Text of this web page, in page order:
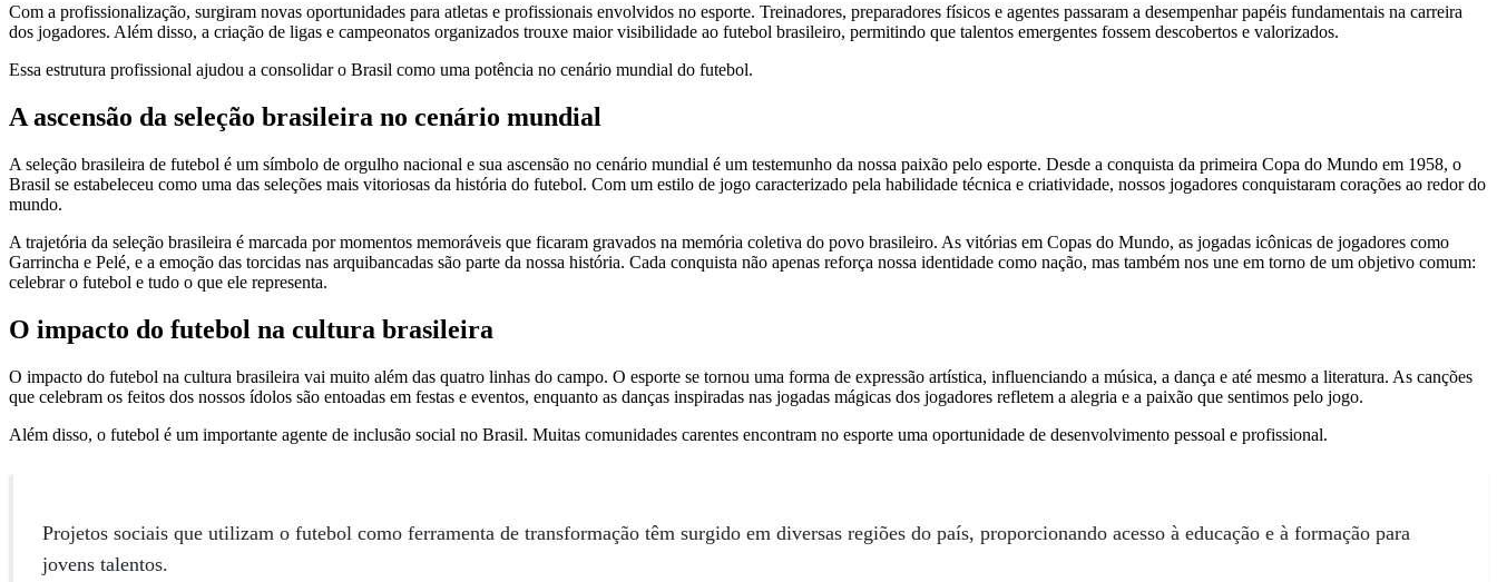
Com a profissionalização, surgiram novas oportunidades para atletas e profissionais envolvidos no esporte. Treinadores, preparadores físicos e agentes passaram a desempenhar papéis fundamentais na carreira
dos jogadores. Além disso, a criação de ligas e campeonatos organizados trouxe maior visibilidade ao futebol brasileiro, permitindo que talentos emergentes fossem descobertos e valorizados.
Essa estrutura profissional ajudou a consolidar o Brasil como uma potência no cenário mundial do futebol.
A ascensão da seleção brasileira no cenário mundial
A seleção brasileira de futebol é um símbolo de orgulho nacional e sua ascensão no cenário mundial é um testemunho da nossa paixão pelo esporte. Desde a conquista da primeira Copa do Mundo em 1958, o
Brasil se estabeleceu como uma das seleções mais vitoriosas da história do futebol. Com um estilo de jogo caracterizado pela habilidade técnica e criatividade, nossos jogadores conquistaram corações ao redor do
mundo.
A trajetória da seleção brasileira é marcada por momentos memoráveis que ficaram gravados na memória coletiva do povo brasileiro. As vitórias em Copas do Mundo, as jogadas icônicas de jogadores como
Garrincha e Pelé, e a emoção das torcidas nas arquibancadas são parte da nossa história. Cada conquista não apenas reforça nossa identidade como nação, mas também nos une em torno de um objetivo comum:
celebrar o futebol e tudo o que ele representa.
O impacto do futebol na cultura brasileira
O impacto do futebol na cultura brasileira vai muito além das quatro linhas do campo. O esporte se tornou uma forma de expressão artística, influenciando a música, a dança e até mesmo a literatura. As canções
que celebram os feitos dos nossos ídolos são entoadas em festas e eventos, enquanto as danças inspiradas nas jogadas mágicas dos jogadores refletem a alegria e a paixão que sentimos pelo jogo.
Além disso, o futebol é um importante agente de inclusão social no Brasil. Muitas comunidades carentes encontram no esporte uma oportunidade de desenvolvimento pessoal e profissional.
Projetos sociais que utilizam o futebol como ferramenta de transformação têm surgido em diversas regiões do país, proporcionando acesso à educação e à formação para
jovens talentos.